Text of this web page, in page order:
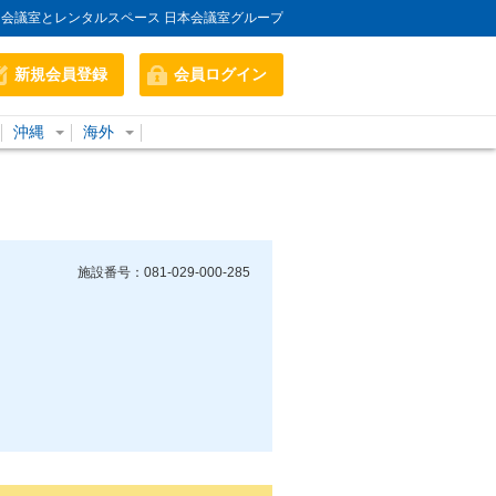
議室とレンタルスペース 日本会議室グループ
新規会員登録 会員ログイン
沖縄 海外
施設番号：081-029-000-285